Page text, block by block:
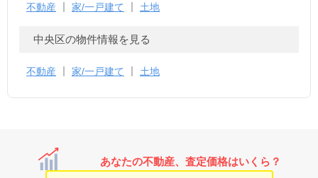
不動産 家/一戸建て 土地
中央区の物件情報を見る
不動産 家/一戸建て 土地
あなたの不動産、査定価格はいくら？